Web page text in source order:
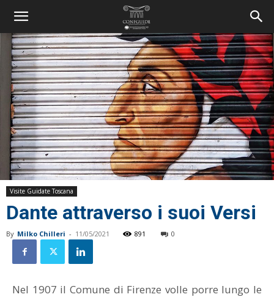
Visite Guidate Toscana
Dante attraverso i suoi Versi
By Milko Chilleri - 11/05/2021 891 0
Nel 1907 il Comune di Firenze volle porre lungo le